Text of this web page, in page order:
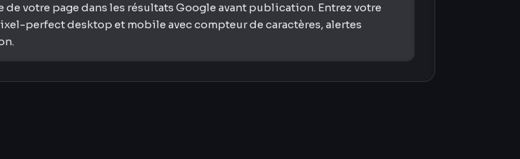
de votre page dans les résultats Google avant publication. Entrez votre
perfect desktop et mobile avec compteur de caractères, alertes